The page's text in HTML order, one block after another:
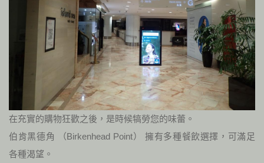
在充實的購物狂歡之後，是時候犒勞您的味蕾。
伯肯黑德角 （Birkenhead Point） 擁有多種餐飲選擇，可滿足
各種渴望。